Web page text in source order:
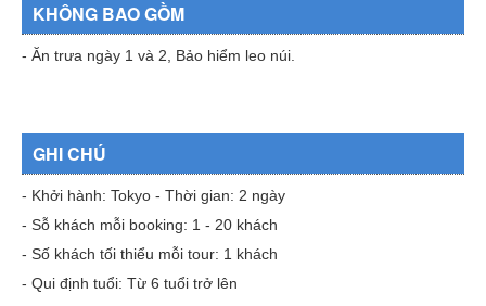
KHÔNG BAO GỒM
- Ăn trưa ngày 1 và 2, Bảo hiểm leo núi.
GHI CHÚ
- Khởi hành: Tokyo - Thời gian: 2 ngày
- Sỗ khách mỗi booking: 1 - 20 khách
- Số khách tối thiểu mỗi tour: 1 khách
- Qui định tuổi: Từ 6 tuổi trở lên